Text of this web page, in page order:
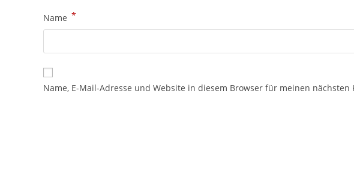
Name *
Name, E-Mail-Adresse und Website in diesem Browser für meinen